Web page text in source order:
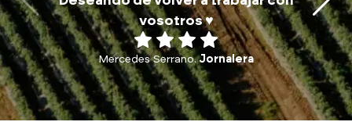
vosotros ♥️
Mercedes Serrano.Jornalera